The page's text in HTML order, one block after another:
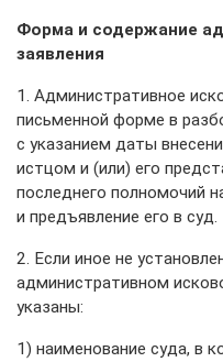
Форма и содержание
заявления
1. Административное
письменной форме в
с указанием даты
истцом и (или) его
последнего полномочий
и предъявление его в суд.
2. Если иное не
административном
указаны:
1) наименование суда, в